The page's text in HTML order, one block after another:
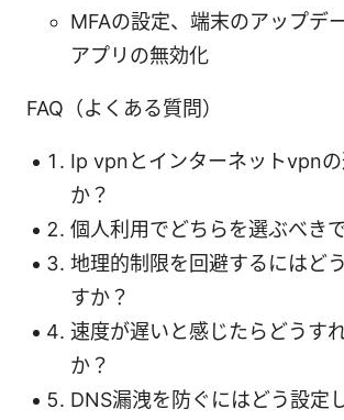
MFAの設定、端末のアップデ
アプリの無効化
FAQ（よくある質問）
Ip vpnとインターネットvpn
か？
個人利用でどちらを選ぶべき
地理的制限を回避するにはど
すか？
速度が遅いと感じたらどうす
か？
DNS漏洩を防ぐにはどう設定